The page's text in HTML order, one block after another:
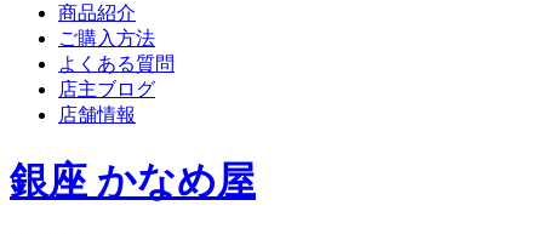
商品紹介
ご購入方法
よくある質問
店主ブログ
店舗情報
銀座 かなめ屋